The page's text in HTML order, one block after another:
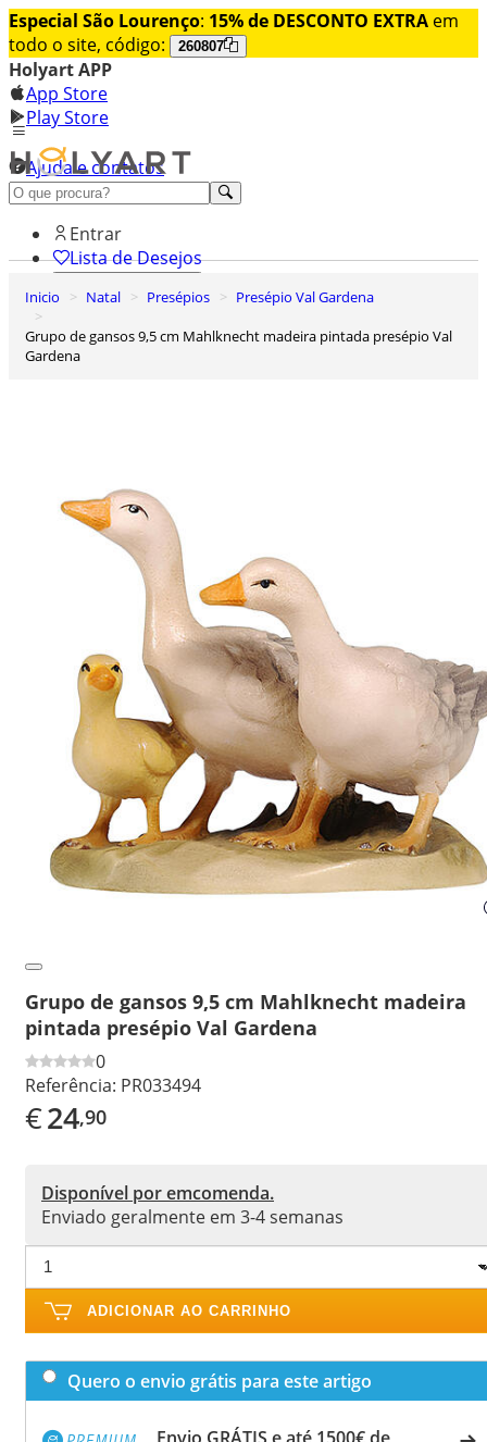
Especial São Lourenço: 15% de DESCONTO EXTRA em
todo o site, código:
260807
Holyart APP
App Store
Play Store
Ajuda e contatos
Conheça premium
Entrar
Lista de Desejos
Inicio Natal Presépios
Presépio Val Gardena
Grupo de gansos 9,5 cm Mahlknecht madeira pintada presépio Val
Gardena
Grupo de gansos 9,5 cm Mahlknecht madeira
pintada presépio Val Gardena
0
Referência: PR033494
€24,90
Disponível por emcomenda.
Enviado geralmente em 3-4 semanas
ADICIONAR AO CARRINHO
Quero o envio grátis para este artigo